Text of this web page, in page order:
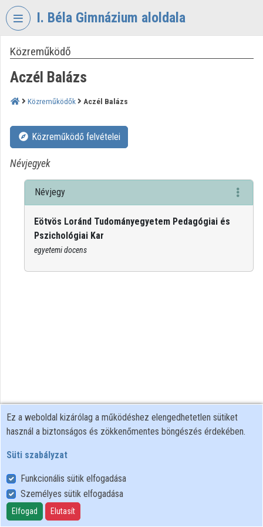
Fejléc kihagyása
I. Béla Gimnázium aloldala
VIDEOTORIUM
I.
BÉLA
Intézményi kezdőlap
Bejelentkezés
Intézményi felfedezés
Intézményi listák
Közreműködő
Aczél Balázs
Közreműködők Aczél Balázs
Közreműködő felvételei
Névjegyek
Névjegy
Eötvös Loránd Tudományegyetem Pedagógiai és
Pszichológiai Kar
egyetemi docens
Felhasználói szabályzat
Adatkezelési tájékoztató
Süti szabályzat
Ez a weboldal kizárólag a működéshez elengedhetetlen sütiket
használ a biztonságos és zökkenőmentes böngészés érdekében.
Süti szabályzat
Funkcionális sütik elfogadása
Személyes sütik elfogadása
Elfogad Elutasít